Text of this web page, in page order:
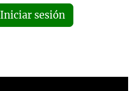
Iniciar sesión